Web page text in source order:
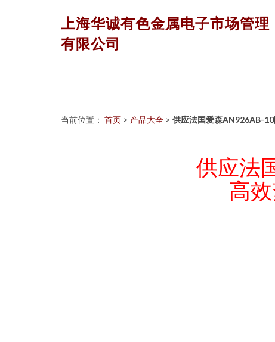
上海华诚有色金属电子市场管理
有限公司
当前位置： 首页 > 产品大全 > 供应法国爱森AN926AB-
供应法
高